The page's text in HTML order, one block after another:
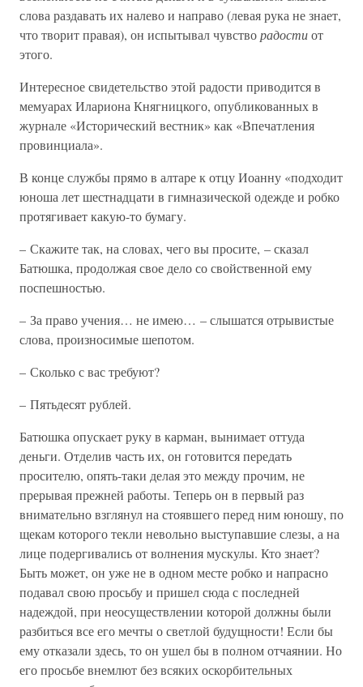
слова раздавать их налево и направо (левая рука не знает,
что творит правая), он испытывал чувстворадостиот
этого.
Интересное свидетельство этой радости приводится в
мемуарах Илариона Княгницкого, опубликованных в
журнале «Исторический вестник» как «Впечатления
провинциала».
В конце службы прямо в алтаре к отцу Иоанну «подходит
юноша лет шестнадцати в гимназической одежде и робко
протягивает какую-то бумагу.
– Скажите так, на словах, чего вы просите, – сказал
Батюшка, продолжая свое дело со свойственной ему
поспешностью.
– За право учения… не имею… – слышатся отрывистые
слова, произносимые шепотом.
– Сколько с вас требуют?
– Пятьдесят рублей.
Батюшка опускает руку в карман, вынимает оттуда
деньги. Отделив часть их, он готовится передать
просителю, опять-таки делая это между прочим, не
прерывая прежней работы. Теперь он в первый раз
внимательно взглянул на стоявшего перед ним юношу, по
щекам которого текли невольно выступавшие слезы, а на
лице подергивались от волнения мускулы. Кто знает?
Быть может, он уже не в одном месте робко и напрасно
подавал свою просьбу и пришел сюда с последней
надеждой, при неосуществлении которой должны были
разбиться все его мечты о светлой будущности! Если бы
ему отказали здесь, то он ушел бы в полном отчаянии. Но
его просьбе внемлют без всяких оскорбительных